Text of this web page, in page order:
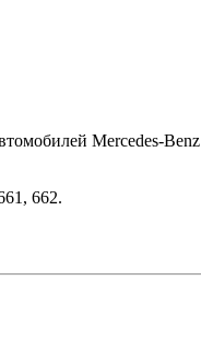
Mercedes-Benz
662.